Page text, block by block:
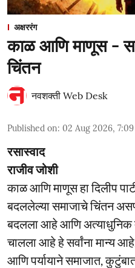
अक्षररंग
काळ आणि माणूस -
चिंतन
नवशक्ती Web Desk
Published on: 02 Aug 2026,
रसास्वाद
राजीव जोशी
काळ आणि माणूस हा दिलीप
बदललेल्या समाजाचे चिंतन
बदलला आहे आणि अत्याधुनिक
चालला आहे हे सर्वांना मान्य
आणि पर्यायाने समाजात,